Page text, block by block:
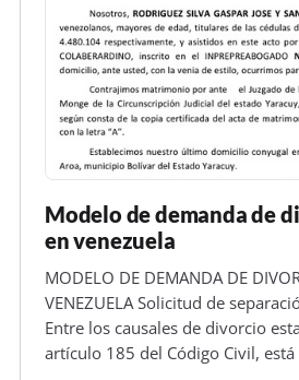
Modelo de demanda de
en venezuela
MODELO DE DEMANDA DE
VENEZUELA Solicitud de
Entre los causales de divorcio
artículo 185 del Código Civil,